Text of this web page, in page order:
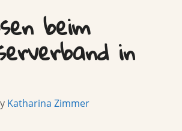
beim
in
Katharina Zimmer